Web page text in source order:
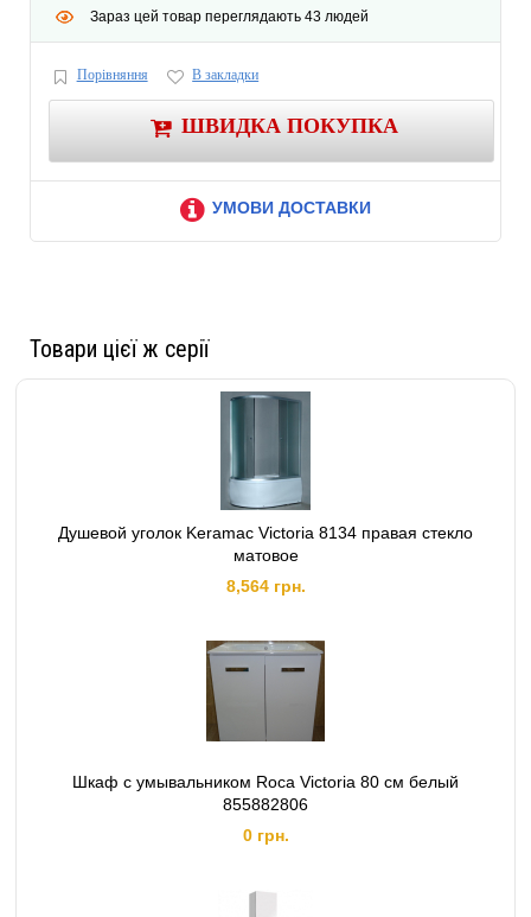
Зараз цей товар переглядають 43 людей
Порівняння В закладки
ШВИДКА ПОКУПКА
УМОВИ ДОСТАВКИ
Товари цієї ж серії
Душевой уголок Keramac Victoria 8134 правая стекло
матовое
8,564 грн.
Шкаф с умывальником Roca Victoria 80 см белый
855882806
0 грн.